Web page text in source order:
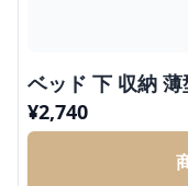
ベッド 下 収納
¥2,740